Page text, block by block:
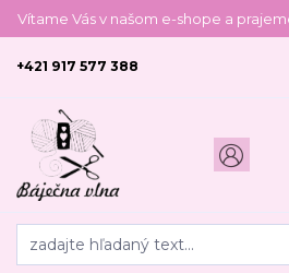
Vítame Vás v našom e-shope a
+421 917 577 388